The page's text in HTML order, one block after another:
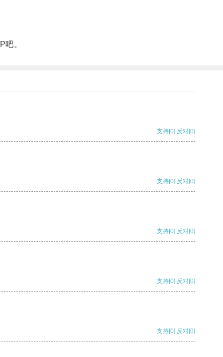
。
支持[0] 反对[0]
支持[0] 反对[0]
支持[0] 反对[0]
支持[0] 反对[0]
支持[0] 反对[0]